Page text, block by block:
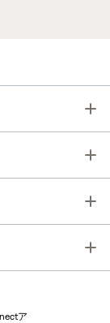
ア